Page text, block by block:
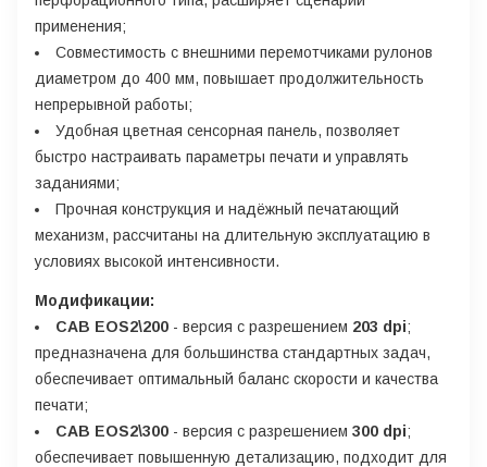
применения;
Совместимость с внешними перемотчиками рулонов
диаметром до 400 мм, повышает продолжительность
непрерывной работы;
Удобная цветная сенсорная панель, позволяет
быстро настраивать параметры печати и управлять
заданиями;
Прочная конструкция и надёжный печатающий
механизм, рассчитаны на длительную эксплуатацию в
условиях высокой интенсивности.
Модификации:
CAB EOS2\200 - версия с разрешением 203 dpi;
предназначена для большинства стандартных задач,
обеспечивает оптимальный баланс скорости и качества
печати;
CAB EOS2\300 - версия с разрешением 300 dpi;
обеспечивает повышенную детализацию, подходит для